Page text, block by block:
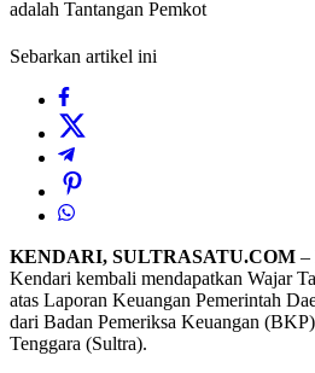
adalah Tantangan Pemkot
Sebarkan artikel ini
KENDARI, SULTRASATU.COM –
Kendari kembali mendapatkan Wajar
atas Laporan Keuangan Pemerintah
dari Badan Pemeriksa Keuangan
Tenggara (Sultra).